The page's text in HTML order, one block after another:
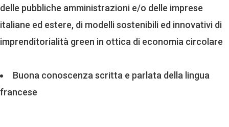
delle pubbliche amministrazioni e/o delle imprese
italiane ed estere, di modelli sostenibili ed innovativi di
imprenditorialità green in ottica di economia circolare
Buona conoscenza scritta e parlata della lingua
francese